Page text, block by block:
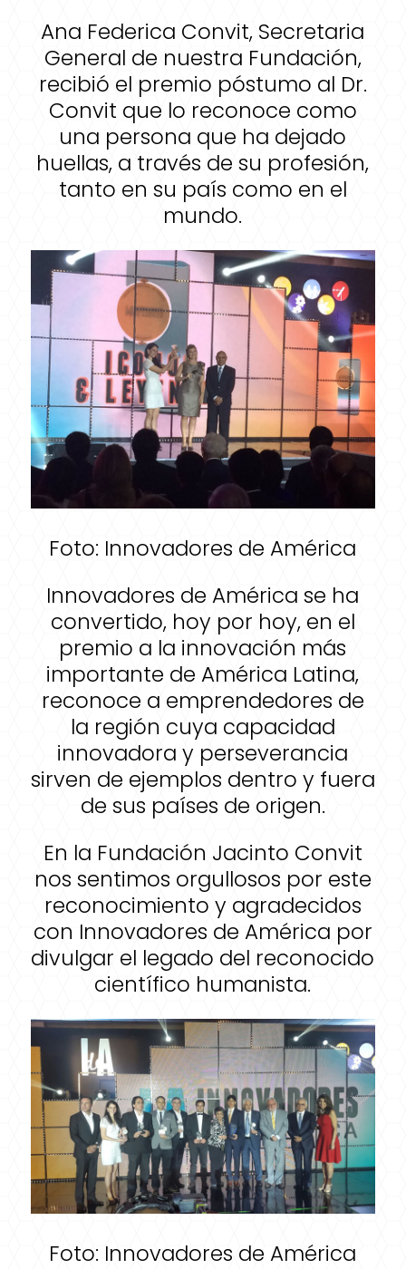
Ana Federica Convit, Secretaria
General de nuestra Fundación,
recibió el premio póstumo al Dr.
Convit que lo reconoce como
una persona que ha dejado
huellas, a través de su profesión,
tanto en su país como en el
mundo.
Foto: Innovadores de América
Innovadores de América se ha
convertido, hoy por hoy, en el
premio a la innovación más
importante de América Latina,
reconoce a emprendedores de
la región cuya capacidad
innovadora y perseverancia
sirven de ejemplos dentro y fuera
de sus países de origen.
En la Fundación Jacinto Convit
nos sentimos orgullosos por este
reconocimiento y agradecidos
con Innovadores de América por
divulgar el legado del reconocido
científico humanista.
Foto: Innovadores de América